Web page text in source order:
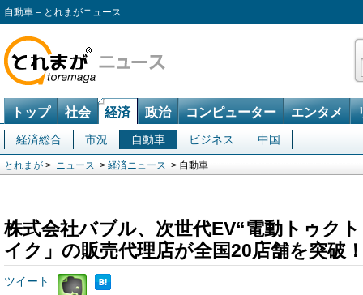
自動車 – とれまがニュース
トップ 社会 経済 政治 コンピューター エンタメ
経済総合 市況 自動車 ビジネス 中国
とれまが > ニュース > 経済ニュース > 自動車
株式会社バブル、次世代EV“電動トゥク
イク」の販売代理店が全国20店舗を突破
ツイート